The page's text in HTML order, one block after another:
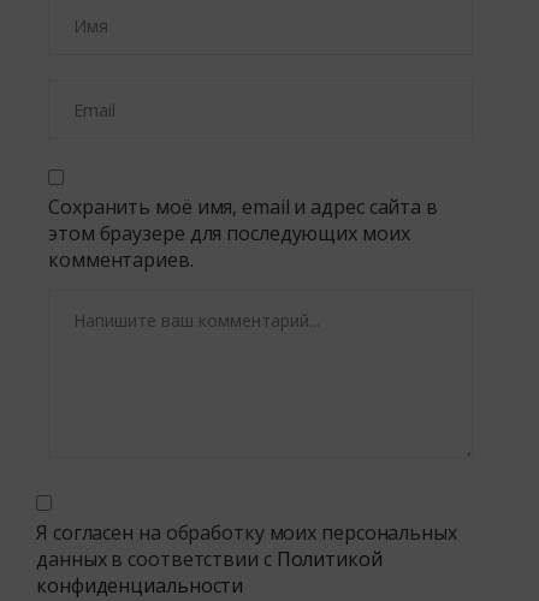
Сохранить моё имя, email и адрес сайта в
этом браузере для последующих моих
комментариев.
Я согласен на обработку моих персональных
данных в соответствии с Политикой
конфиденциальности